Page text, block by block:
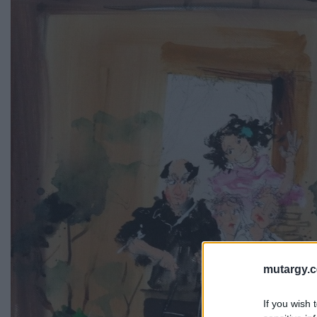
If you wish